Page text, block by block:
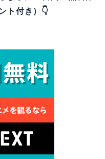
ト付き）👇